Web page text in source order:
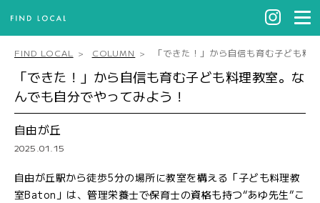
FIND LOCAL COLUMN 「できた！」から自信も育む子ども料
「できた！」から自信も育む子ども料理教室。な
んでも自分でやってみよう！
自由が丘
2025.01.15
自由が丘駅から徒歩5分の場所に教室を構える「子ども料理教
室Baton」は、管理栄養士で保育士の資格も持つ“あゆ先生”こ